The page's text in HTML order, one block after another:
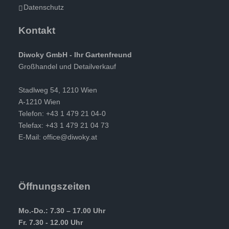
Datenschutz
Kontakt
Diwoky GmbH - Ihr Gartenfreund
Großhandel und Detailverkauf
Stadlweg 54, 1210 Wien
A-1210 Wien
Telefon: +43 1 479 21 04-0
Telefax: +43 1 479 21 04 73
E-Mail: office@diwoky.at
Öffnungszeiten
Mo.-Do.: 7.30 – 17.00 Uhr
Fr. 7.30 - 12.00 Uhr